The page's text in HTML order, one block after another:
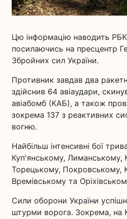
Цю інформацію наводить
посилаючись на пресцентр
Збройних сил України.
Противник завдав два
здійснив 64 авіаудари,
авіабомб (КАБ), а також
зокрема 137 з реактивних
вогню.
Найбільш інтенсивні бої
Куп'янському, Лиманському,
Торецькому, Покровському,
Времівському та
Сили оборони України
штурми ворога. Зокрема, на